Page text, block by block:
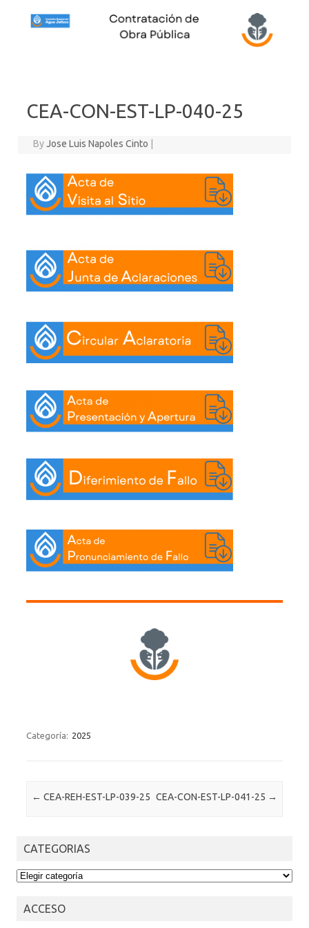
CEA-CON-EST-LP-040-25
ByJose Luis Napoles Cinto
Categoría: 2025
Post navigation
← CEA-REH-EST-LP-039-25 CEA-CON-EST-LP-041-25 →
CATEGORIAS
CATEGORIAS
ACCESO